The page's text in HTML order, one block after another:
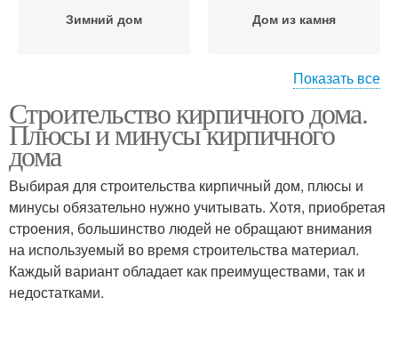
Зимний дом Дом из камня
Дом из дерева Деревянный дом
Тёплый дом Дом из бруса
Показать все
Строительство кирпичного дома.
Плюсы и минусы кирпичного
дома
Выбирая для строительства кирпичный дом, плюсы и
минусы обязательно нужно учитывать. Хотя, приобретая
строения, большинство людей не обращают внимания
на используемый во время строительства материал.
Каждый вариант обладает как преимуществами, так и
недостатками.